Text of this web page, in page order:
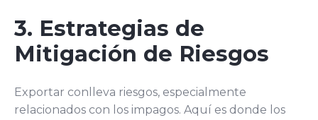
3. Estrategias de
Mitigación de Riesgos
Exportar conlleva riesgos, especialmente
relacionados con los impagos. Aquí es donde los